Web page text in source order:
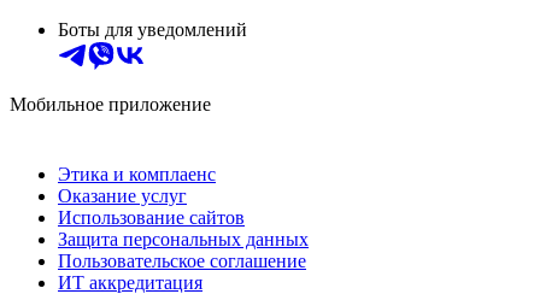
Боты для уведомлений
Мобильное приложение
Этика и комплаенс
Оказание услуг
Использование сайтов
Защита персональных данных
Пользовательское соглашение
ИТ аккредитация